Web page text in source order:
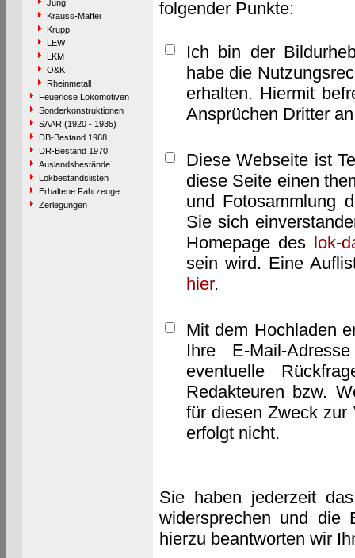
Jung
Krauss-Maffei
Krupp
LEW
LKM
O&K
Rheinmetall
Feuerlose Lokomotiven
Sonderkonstruktionen
SAAR (1920 - 1935)
DB-Bestand 1968
DR-Bestand 1970
Auslandsbestände
Lokbestandslisten
Erhaltene Fahrzeuge
Zerlegungen
folgender Punkte:
Ich bin der
habe die
erhalten. Hiermit
Ansprüchen Dritter
Diese Webseite ist
diese Seite einen
und Fotosammlung
Sie sich
Homepage des lok-
sein wird. Eine
hier.
Mit dem Hochladen
Ihre E-Mail-
eventuelle
Redakteuren bzw.
für diesen Zweck zur
erfolgt nicht.
Sie haben jederzeit
widersprechen und die
hierzu beantworten wir